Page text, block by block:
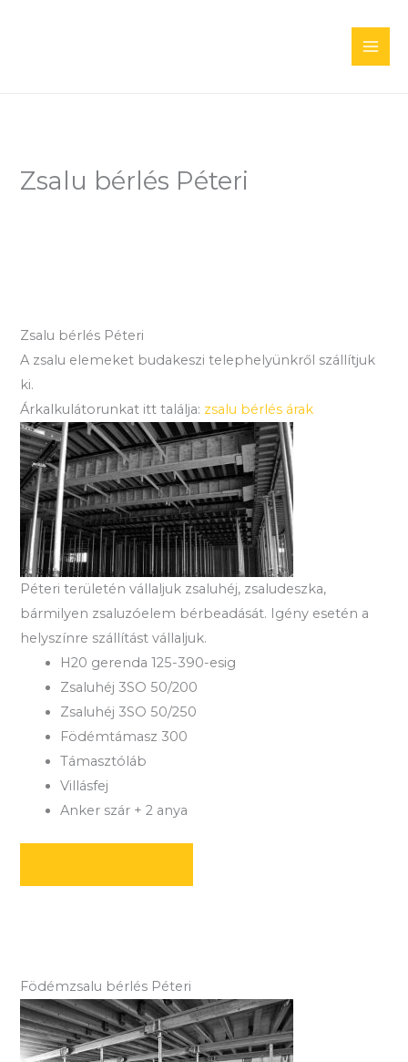
Zsalu bérlés Péteri
Zsalu bérlés Péteri
A zsalu elemeket budakeszi telephelyünkről szállítjuk
ki.
Árkalkulátorunkat itt találja: zsalu bérlés árak
Péteri területén vállaljuk zsaluhéj, zsaludeszka,
bármilyen zsaluzóelem bérbeadását. Igény esetén a
helyszínre szállítást vállaljuk.
H20 gerenda 125-390-esig
Zsaluhéj 3SO 50/200
Zsaluhéj 3SO 50/250
Födémtámasz 300
Támasztóláb
Villásfej
Anker szár + 2 anya
Födémzsalu bérlés Péteri